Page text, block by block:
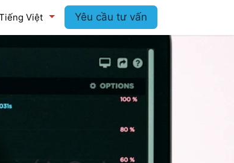
Việt Yêu cầu tư vấn